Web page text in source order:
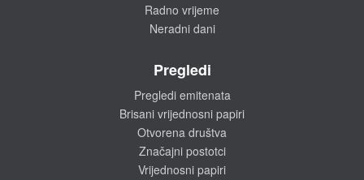
Radno vrijeme
Neradni dani
Pregledi
Pregledi emitenata
Brisani vrijednosni papiri
Otvorena društva
Značajni postotci
Vrijednosni papiri